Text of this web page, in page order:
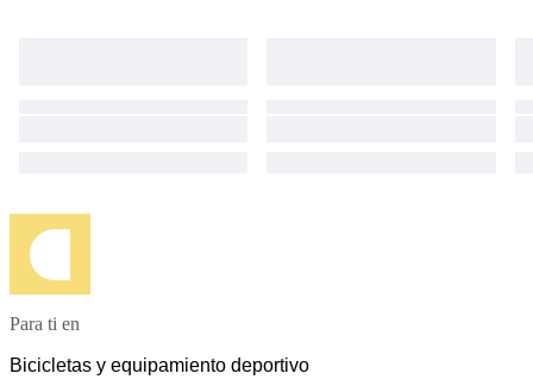
Para ti en
Bicicletas y equipamiento deportivo